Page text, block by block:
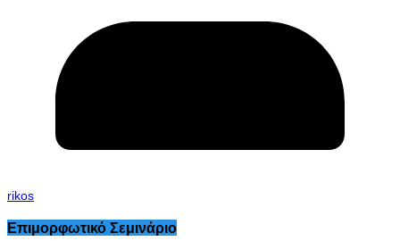
rikos
Επιμορφωτικό Σεμινάριο